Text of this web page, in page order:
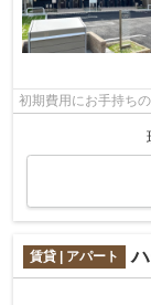
初期費用にお手持ち
賃貸 | アパート